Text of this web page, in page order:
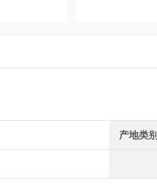
产地类别